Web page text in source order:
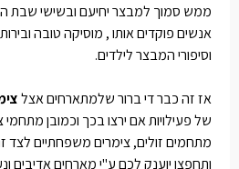
ממש סמוך למבצר יחיעם ובשישי שבת
אנשים פוקדים אותו , מוסיקה טובה
וסיפורי המבצר לילדים.
אז זה כבר די ברור שלמתארחים אצל
של פעילויות אם ירצו בכך וכמובן מתחמי
מתחמים זולים, צימרים משפחתיים לצד
ותחפצו יוענק לכם ע"י מארחים אדיבים